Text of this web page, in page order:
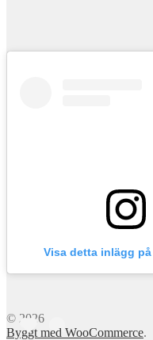
Visa detta inlägg
© 2026
Byggt med WooCommerce.